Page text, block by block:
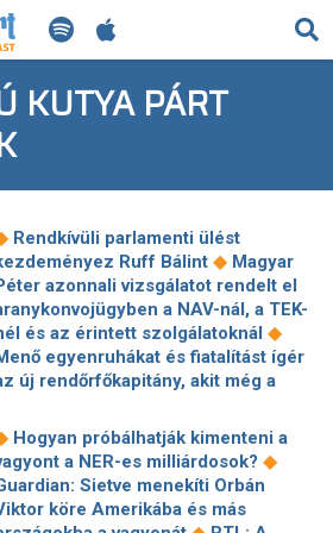
KERESÉS
KUTYA PÁRT
Rendkívüli parlamenti ülést
Ruff Bálint ◆ Magyar
azonnali vizsgálatot rendelt el
a NAV-nál, a TEK-
és az érintett szolgálatoknál ◆
egyenruhákat és fiatalítást ígér
új rendőrfőkapitány, akit még a
Van egy ágazat, ahol 30 százalékkal
lőttek ki a fizetések áprilisban,
a választás tehet róla ◆
Péter: „A közpénz
visszakapja közpénz jellegét”
◆
Hogyan próbálhatják kimenteni a
a NER-es milliárdosok? ◆
Sietve menekíti Orbán
köre Amerikába és más